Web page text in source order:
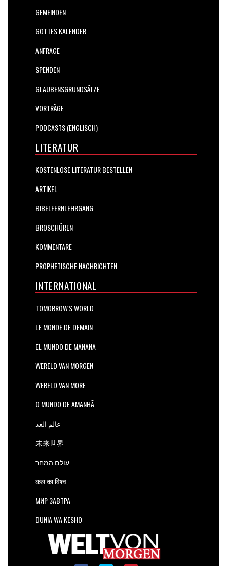
GEMEINDEN
GOTTES KALENDER
ANFRAGE
SPENDEN
GLAUBENSGRUNDSÄTZE
VORTRÄGE
PODCASTS (ENGLISCH)
LITERATUR
KOSTENLOSE LITERATUR BESTELLEN
ARTIKEL
BIBELFERNLEHRGANG
BROSCHÜREN
KOMMENTARE
PROPHETISCHE NACHRICHTEN
INTERNATIONAL
TOMORROW'S WORLD
LE MONDE DE DEMAIN
EL MUNDO DE MAÑANA
WERELD VAN MORGEN
WERELD VAN MORE
O MUNDO DE AMANHÃ
عالم الغد
未来世界
עולם המחר
कल का विश्व
МИР ЗАВТРА
DUNIA WA KESHO